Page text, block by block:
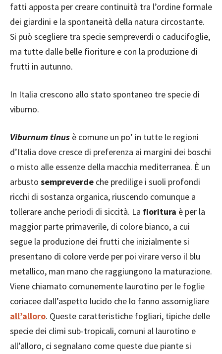
fatti apposta per creare continuità tra l’ordine formale
dei giardini e la spontaneità della natura circostante.
Si può scegliere tra specie sempreverdi o caducifoglie,
ma tutte dalle belle fioriture e con la produzione di
frutti in autunno.
In Italia crescono allo stato spontaneo tre specie di
viburno.
Viburnum tinus è comune un po’ in tutte le regioni
d’Italia dove cresce di preferenza ai margini dei boschi
o misto alle essenze della macchia mediterranea. È un
arbusto sempreverde che predilige i suoli profondi
ricchi di sostanza organica, riuscendo comunque a
tollerare anche periodi di siccità. La fioritura è per la
maggior parte primaverile, di colore bianco, a cui
segue la produzione dei frutti che inizialmente si
presentano di colore verde per poi virare verso il blu
metallico, man mano che raggiungono la maturazione.
Viene chiamato comunemente laurotino per le foglie
coriacee dall’aspetto lucido che lo fanno assomigliare
all’alloro. Queste caratteristiche fogliari, tipiche delle
specie dei climi sub-tropicali, comuni al laurotino e
all’alloro, ci segnalano come queste due piante si